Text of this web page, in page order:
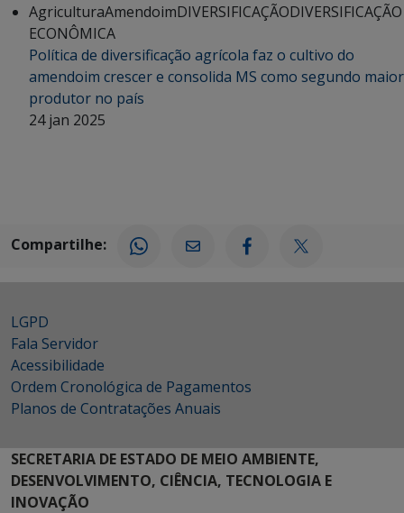
AgriculturaAmendoimDIVERSIFICAÇÃODIVERSIFICAÇÃO
ECONÔMICA
Política de diversificação agrícola faz o cultivo do
amendoim crescer e consolida MS como segundo maior
produtor no país
24 jan 2025
Compartilhe:
LGPD
Fala Servidor
Acessibilidade
Ordem Cronológica de Pagamentos
Planos de Contratações Anuais
SECRETARIA DE ESTADO DE MEIO AMBIENTE,
DESENVOLVIMENTO, CIÊNCIA, TECNOLOGIA E
INOVAÇÃO